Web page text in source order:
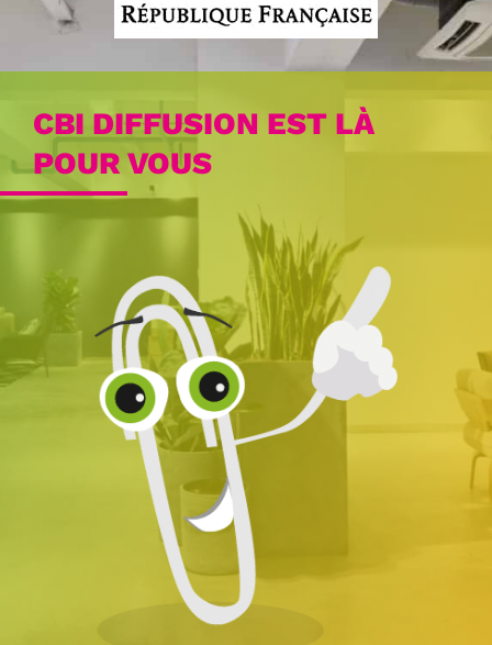
CBI DIFFUSION EST LÀ
POUR VOUS